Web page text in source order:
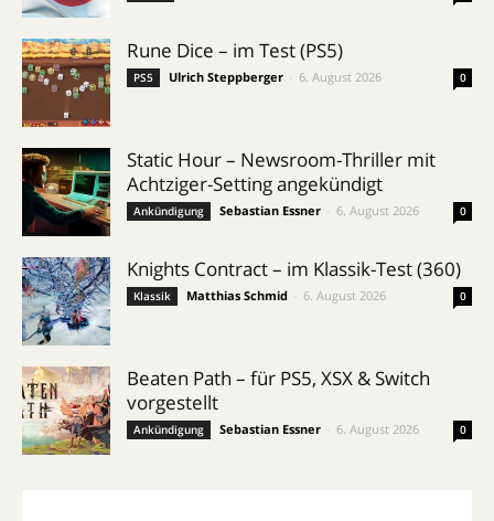
Rune Dice – im Test (PS5)
PS5 Ulrich Steppberger 6. August 2026 0
Static Hour – Newsroom-Thriller mit
Achtziger-Setting angekündigt
Ankündigung Sebastian Essner 6. August 2026 0
Knights Contract – im Klassik-Test (360)
Klassik Matthias Schmid 6. August 2026 0
Beaten Path – für PS5, XSX & Switch
vorgestellt
Ankündigung Sebastian Essner 6. August 2026 0